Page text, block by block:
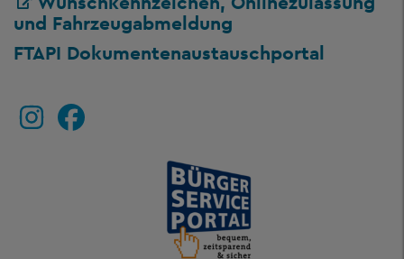
und Fahrzeugabmeldung
FTAPI Dokumentenaustauschportal